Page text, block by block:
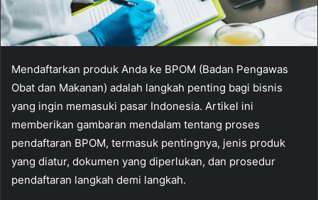
Mendaftarkan produk Anda ke BPOM (Badan Pengawas
Obat dan Makanan) adalah langkah penting bagi bisnis
yang ingin memasuki pasar Indonesia. Artikel ini
memberikan gambaran mendalam tentang proses
pendaftaran BPOM, termasuk pentingnya, jenis produk
yang diatur, dokumen yang diperlukan, dan prosedur
pendaftaran langkah demi langkah.